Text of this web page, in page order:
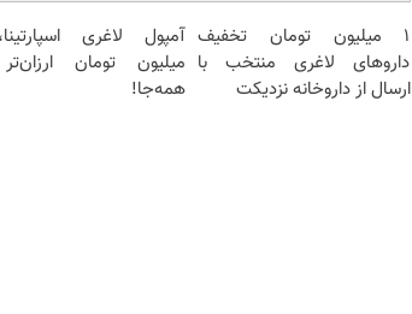
۱ میلیون تومان تخفیف
داروهای لاغری منتخب با
ارسال از داروخانه نزدیکت
آمپول لاغری
میلیون تومان
همه‌جا!